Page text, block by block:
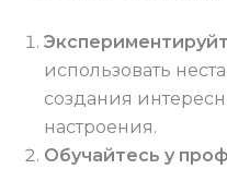
использовать
создания
настроения.
Обучайтесь у